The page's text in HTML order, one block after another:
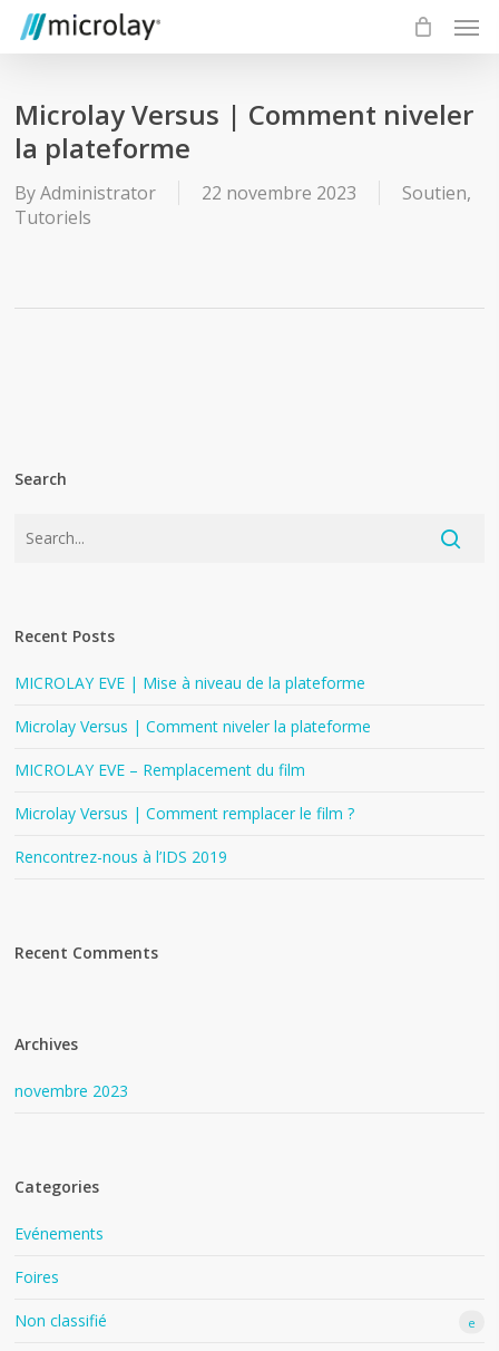
Skip
main
Microlay Versus | Comment niveler
la plateforme
By Administrator 22 novembre 2023 Soutien,
Tutoriels
Search
Recent Posts
MICROLAY EVE | Mise à niveau de la plateforme
Microlay Versus | Comment niveler la plateforme
MICROLAY EVE – Remplacement du film
Microlay Versus | Comment remplacer le film ?
Rencontrez-nous à l’IDS 2019
Recent Comments
Archives
novembre 2023
Categories
Evénements
Foires
Non classifié e